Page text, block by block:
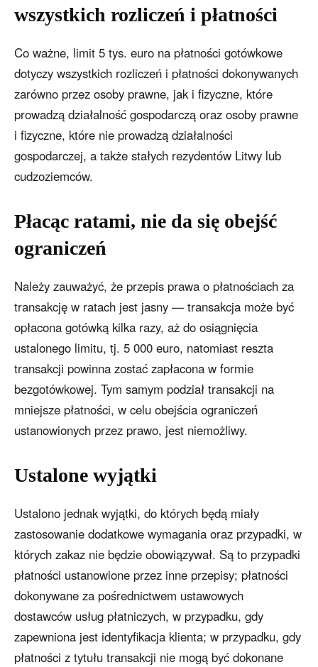
wszystkich rozliczeń i płatności
Co ważne, limit 5 tys. euro na płatności gotówkowe
dotyczy wszystkich rozliczeń i płatności dokonywanych
zarówno przez osoby prawne, jak i fizyczne, które
prowadzą działalność gospodarczą oraz osoby prawne
i fizyczne, które nie prowadzą działalności
gospodarczej, a także stałych rezydentów Litwy lub
cudzoziemców.
Płacąc ratami, nie da się obejść
ograniczeń
Należy zauważyć, że przepis prawa o płatnościach za
transakcję w ratach jest jasny — transakcja może być
opłacona gotówką kilka razy, aż do osiągnięcia
ustalonego limitu, tj. 5 000 euro, natomiast reszta
transakcji powinna zostać zapłacona w formie
bezgotówkowej. Tym samym podział transakcji na
mniejsze płatności, w celu obejścia ograniczeń
ustanowionych przez prawo, jest niemożliwy.
Ustalone wyjątki
Ustalono jednak wyjątki, do których będą miały
zastosowanie dodatkowe wymagania oraz przypadki, w
których zakaz nie będzie obowiązywał. Są to przypadki
płatności ustanowione przez inne przepisy; płatności
dokonywane za pośrednictwem ustawowych
dostawców usług płatniczych, w przypadku, gdy
zapewniona jest identyfikacja klienta; w przypadku, gdy
płatności z tytułu transakcji nie mogą być dokonane